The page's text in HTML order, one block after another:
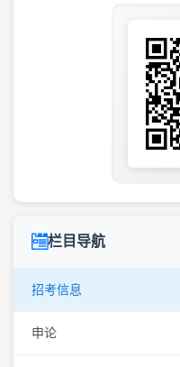
栏目导航
招考信息
申论